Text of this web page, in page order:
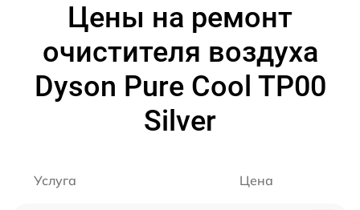
Цены на ремонт
очистителя воздуха
Dyson Pure Cool TP00
Silver
Услуга Цена